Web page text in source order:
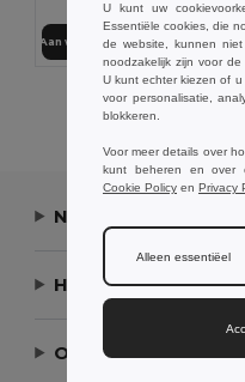
Aan winkelwagen toevoegen
Alle
Neem contact op
Hulp nodig?
Ons bedrijf
U kunt uw
Essentiële cookies, die
de website, kunnen
noodzakelijk zijn voor
U kunt echter kiezen of
voor personalisatie,
blokkeren.
Voor meer details over
kunt beheren en over
Cookie Policy en Privacy
Alleen essentiëel